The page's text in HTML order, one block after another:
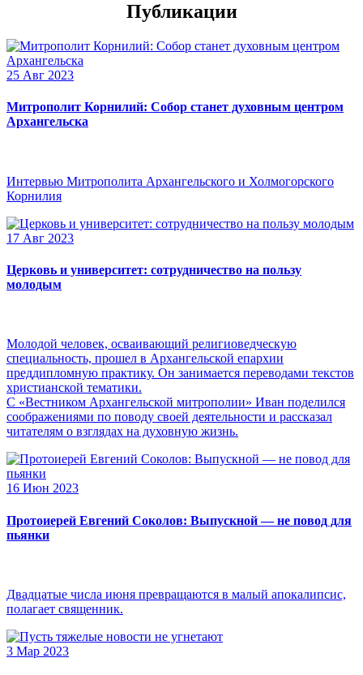
Публикации
25 Авг 2023
Митрополит Корнилий: Собор станет духовным центром
Архангельска
Интервью Митрополита Архангельского и Холмогорского
Корнилия
17 Авг 2023
Церковь и университет: сотрудничество на пользу
молодым
Молодой человек, осваивающий религиоведческую
специальность, прошел в Архангельской епархии
преддипломную практику. Он занимается переводами текстов
христианской тематики.
С «Вестником Архангельской митрополии» Иван поделился
соображениями по поводу своей деятельности и рассказал
читателям о взглядах на духовную жизнь.
16 Июн 2023
Протоиерей Евгений Соколов: Выпускной — не повод для
пьянки
Двадцатые числа июня превращаются в малый апокалипсис,
полагает священник.
3 Мар 2023